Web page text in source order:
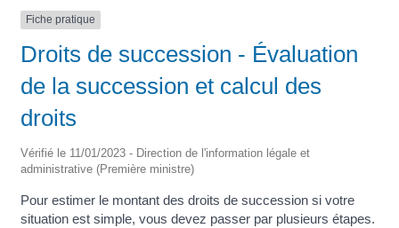
Fiche pratique
Droits de succession - Évaluation
de la succession et calcul des
droits
Vérifié le 11/01/2023 - Direction de l'information légale et
administrative (Première ministre)
Pour estimer le montant des droits de succession si votre
situation est simple, vous devez passer par plusieurs étapes.